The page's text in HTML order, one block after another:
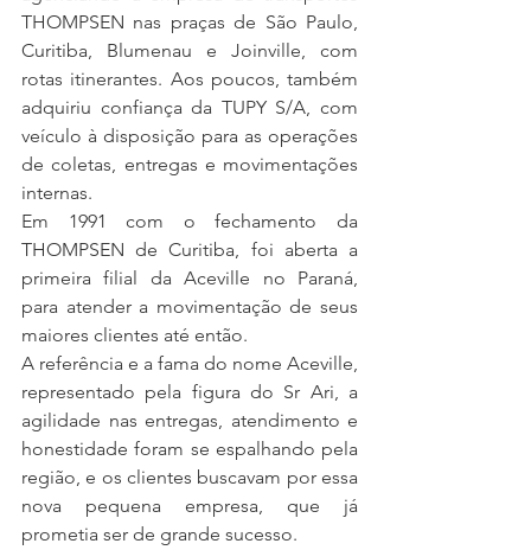
THOMPSEN nas praças de São Paulo,
Curitiba, Blumenau e Joinville, com
rotas itinerantes. Aos poucos, também
adquiriu confiança da TUPY S/A, com
veículo à disposição para as operações
de coletas, entregas e movimentações
internas.
Em 1991 com o fechamento da
THOMPSEN de Curitiba, foi aberta a
primeira filial da Aceville no Paraná,
para atender a movimentação de seus
maiores clientes até então.
A referência e a fama do nome Aceville,
representado pela figura do Sr Ari, a
agilidade nas entregas, atendimento e
honestidade foram se espalhando pela
região, e os clientes buscavam por essa
nova pequena empresa, que já
prometia ser de grande sucesso.